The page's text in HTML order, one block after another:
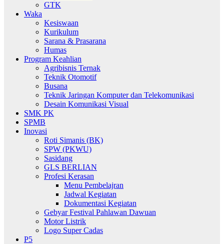
GTK
Waka
Kesiswaan
Kurikulum
Sarana & Prasarana
Humas
Program Keahlian
Agribisnis Ternak
Teknik Otomotif
Busana
Teknik Jaringan Komputer dan Telekomunikasi
Desain Komunikasi Visual
SMK PK
SPMB
Inovasi
Roti Simanis (BK)
SPW (PKWU)
Sasidang
GLS BERLIAN
Profesi Kerasan
Menu Pembelajran
Jadwal Kegiatan
Dokumentasi Kegiatan
Gebyar Festival Pahlawan Dawuan
Motor Listrik
Logo Super Cadas
P5